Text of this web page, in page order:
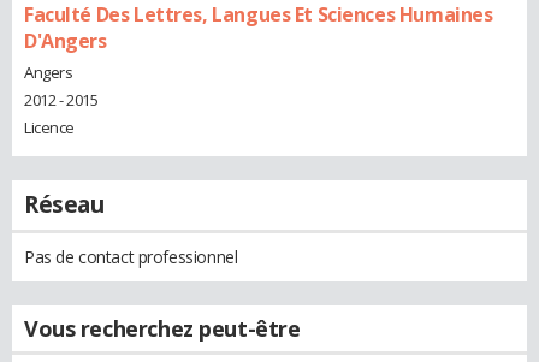
Faculté Des Lettres, Langues Et Sciences Humaines
D'Angers
Angers
2012 - 2015
Licence
Réseau
Pas de contact professionnel
Vous recherchez peut-être